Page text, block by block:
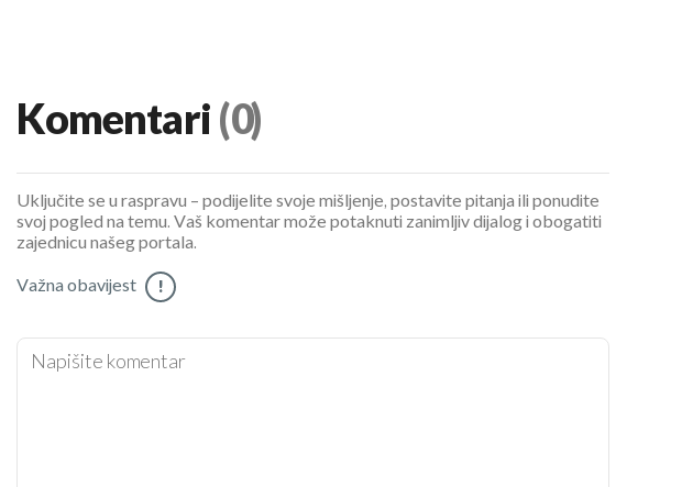
Komentari (0)
Uključite se u raspravu – podijelite svoje mišljenje, postavite pitanja ili ponudite
svoj pogled na temu. Vaš komentar može potaknuti zanimljiv dijalog i obogatiti
zajednicu našeg portala.
Važna obavijest !